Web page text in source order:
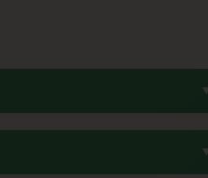
pour leur capacité à produire une